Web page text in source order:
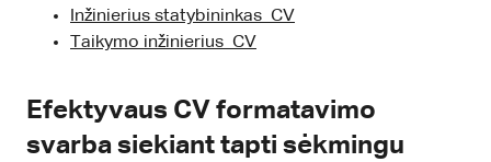
Inžinierius statybininkas CV
Taikymo inžinierius CV
Efektyvaus CV formatavimo
svarba siekiant tapti sėkmingu